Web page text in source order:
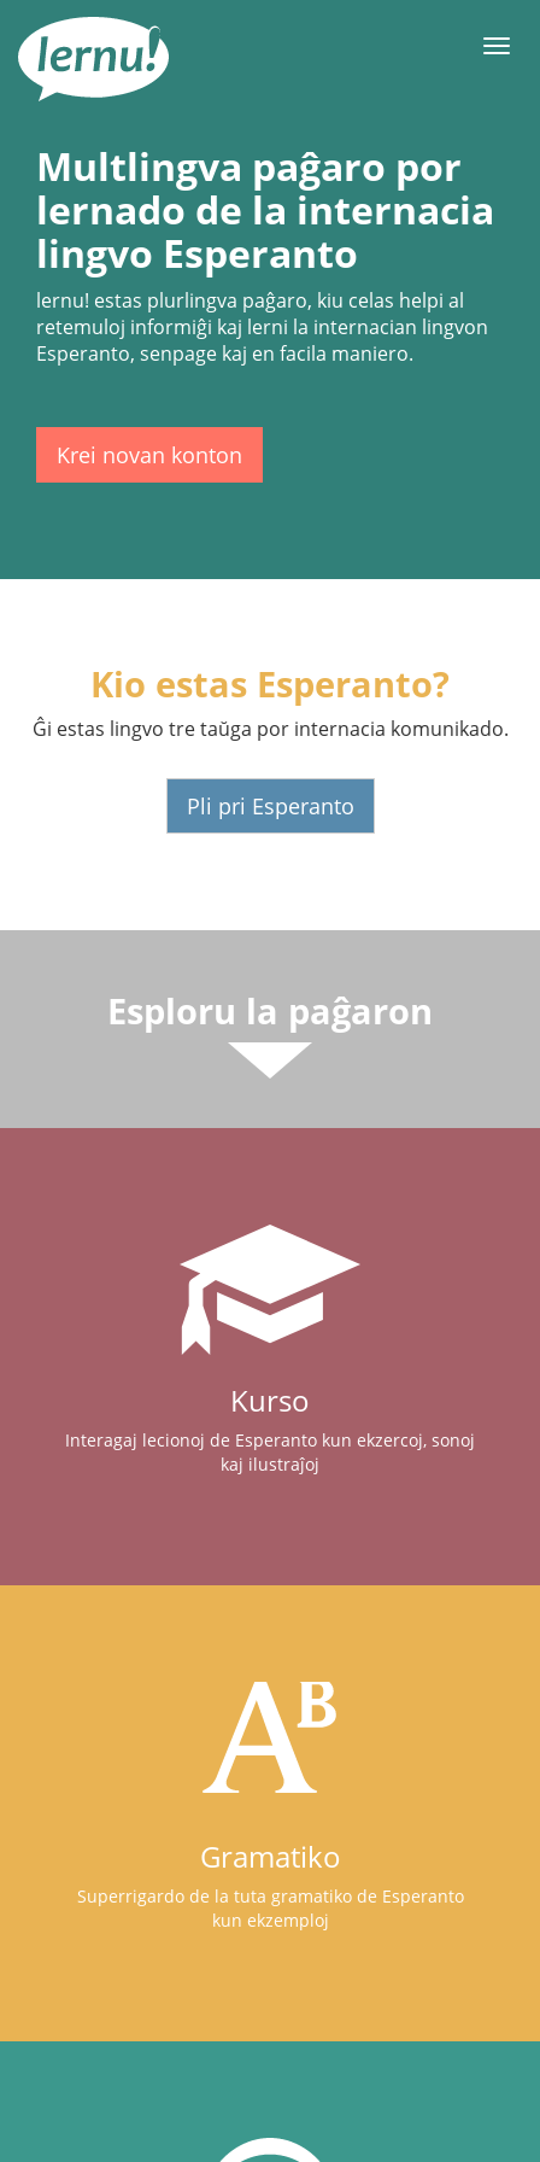
enhavo
Multlingva paĝaro por
lernado de la internacia
lingvo Esperanto
lernu! estas plurlingva paĝaro, kiu celas helpi al
retemuloj informiĝi kaj lerni la internacian lingvon
Esperanto, senpage kaj en facila maniero.
Krei novan konton
Kio estas Esperanto?
Ĝi estas lingvo tre taŭga por internacia komunikado.
Pli pri Esperanto
Esploru la paĝaron
Kurso
Interagaj lecionoj de Esperanto kun ekzercoj, sonoj
kaj ilustraĵoj
Gramatiko
Superrigardo de la tuta gramatiko de Esperanto
kun ekzemploj